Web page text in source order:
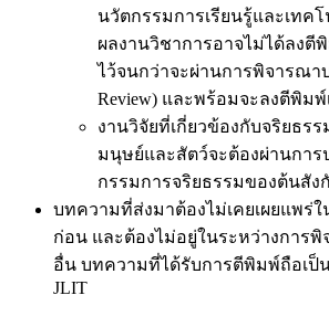
นวัตกรรมการเรียนรู้และเทค
ผลงานวิชาการอาจไม่ได้ลงตี
ไว้จนกว่าจะผ่านการพิจารณา
Review) และพร้อมจะลงตีพิม
งานวิจัยที่เกี่ยวข้องกับจริยธร
มนุษย์และสัตว์จะต้องผ่านการ
กรรมการจริยธรรมของต้นสัง
บทความที่ส่งมาต้องไม่เคยเผยแพร่
ก่อน และต้องไม่อยู่ในระหว่างการ
อื่น บทความที่ได้รับการตีพิมพ์ถือเป็
JLIT